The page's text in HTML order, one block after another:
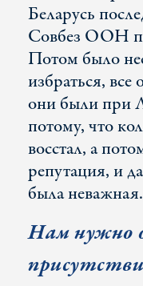
Беларусь
Совбез ООН
Потом было
избраться,
они были при
потому, что
восстал, а
репутация, и
была неважная.
Нам нужно